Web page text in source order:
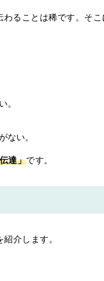
ることは稀です。そ
。
ない。
達」です。
介します。